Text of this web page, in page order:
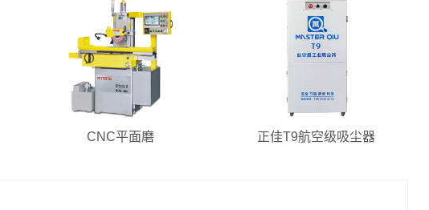
CNC平面磨 正佳T9航空级吸尘器